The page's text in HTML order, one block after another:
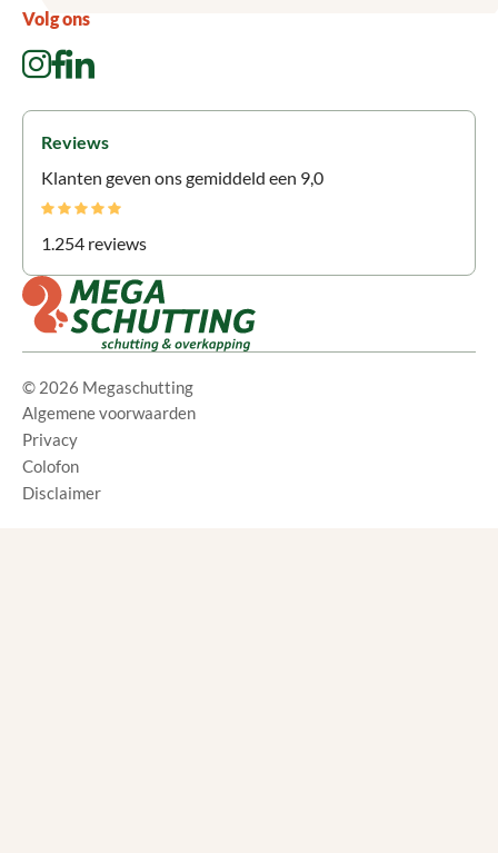
Volg ons
Reviews
Klanten geven ons gemiddeld een 9,0
1.254 reviews
© 2026 Megaschutting
Algemene voorwaarden
Privacy
Colofon
Disclaimer